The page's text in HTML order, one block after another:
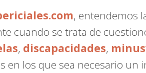
, entendemos
cuando se trata de
, discapacidades,
en los que sea necesario